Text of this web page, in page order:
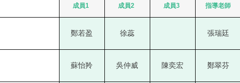
成員1 成員2 成員3 指導老師
鄭若盈 徐蕊 張瑞廷
蘇怡羚 吳仲威 陳奕宏 鄭翠芬